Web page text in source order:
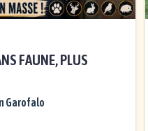
FAUNE, PLUS
Garofalo